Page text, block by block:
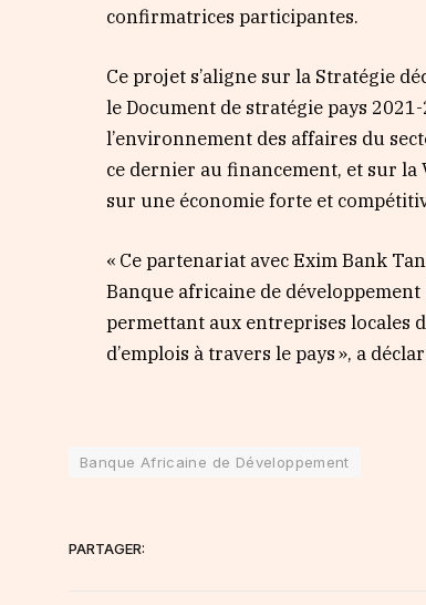
confirmatrices participantes.
Ce projet s’aligne sur la Stratégie
le Document de stratégie pays
l’environnement des affaires du
ce dernier au financement, et sur
sur une économie forte et
« Ce partenariat avec Exim Bank
Banque africaine de
permettant aux entreprises locales
d’emplois à travers le pays », a
Banque Africaine de Développement
PARTAGER: